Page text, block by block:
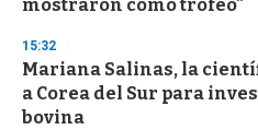
mostraron como trofeo"
15:32
Mariana Salinas, la
a Corea del Sur para
bovina